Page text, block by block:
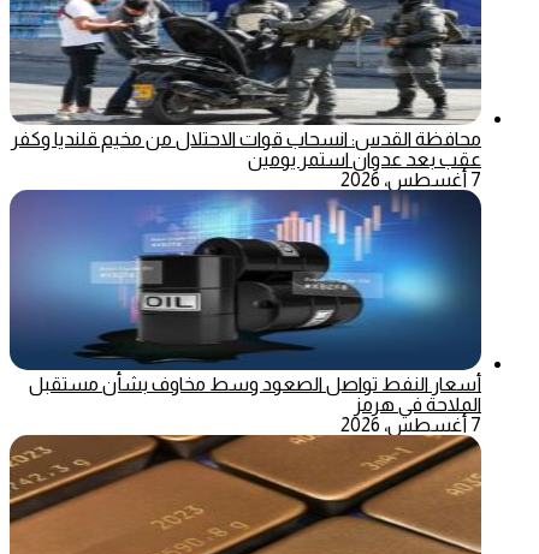
محافظة القدس: انسحاب قوات الاحتلال من مخيم قلنديا وكفر
عقب بعد عدوان استمر يومين
7 أغسطس، 2026
أسعار النفط تواصل الصعود وسط مخاوف بشأن مستقبل
الملاحة في هرمز
7 أغسطس، 2026